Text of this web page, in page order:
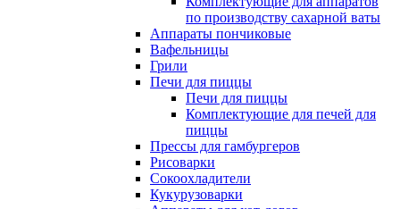
по производству сахарной ваты
Аппараты пончиковые
Вафельницы
Грили
Печи для пиццы
Печи для пиццы
Комплектующие для печей для
пиццы
Прессы для гамбургеров
Рисоварки
Сокоохладители
Кукурузоварки